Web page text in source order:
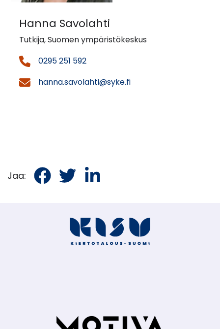
Hanna Savolahti
Tutkija, Suomen ympäristökeskus
0295 251 592
hanna.savolahti@syke.fi
Jaa:
Jaa
Facebookissa
Jaa
Jaa